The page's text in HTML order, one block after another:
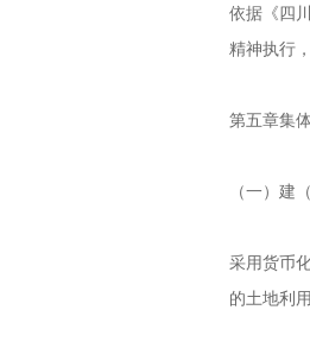
依据《四
精神执行
第五章集
（一）建
采用货币
的土地利